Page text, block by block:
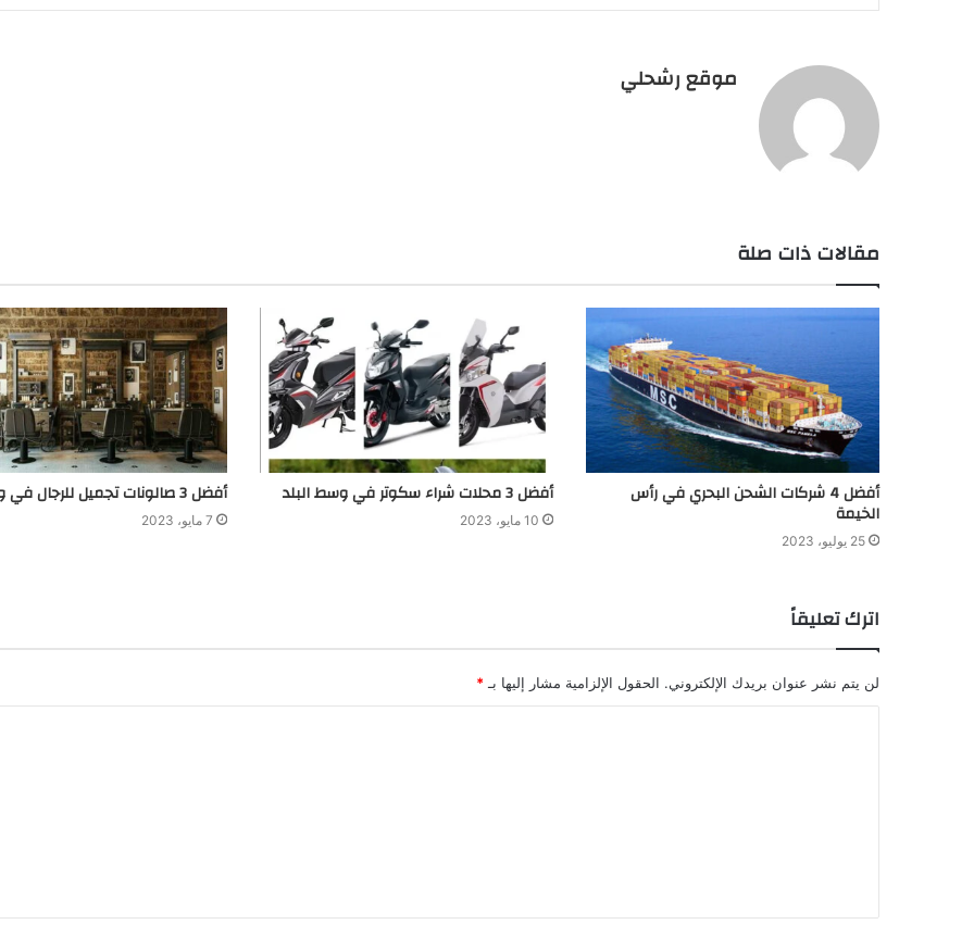
موقع رشحلي
مقالات ذات صلة
أفضل 4 شركات الشحن البحري في رأس
الخيمة
25 يوليو، 2023
أفضل 3 محلات شراء سكوتر في وسط البلد
10 مايو، 2023
أفضل 3 صالونات تجميل للرجال في وسط البلد
7 مايو، 2023
اترك تعليقاً
لن يتم نشر عنوان بريدك الإلكتروني. الحقول الإلزامية مشار إليها بـ *